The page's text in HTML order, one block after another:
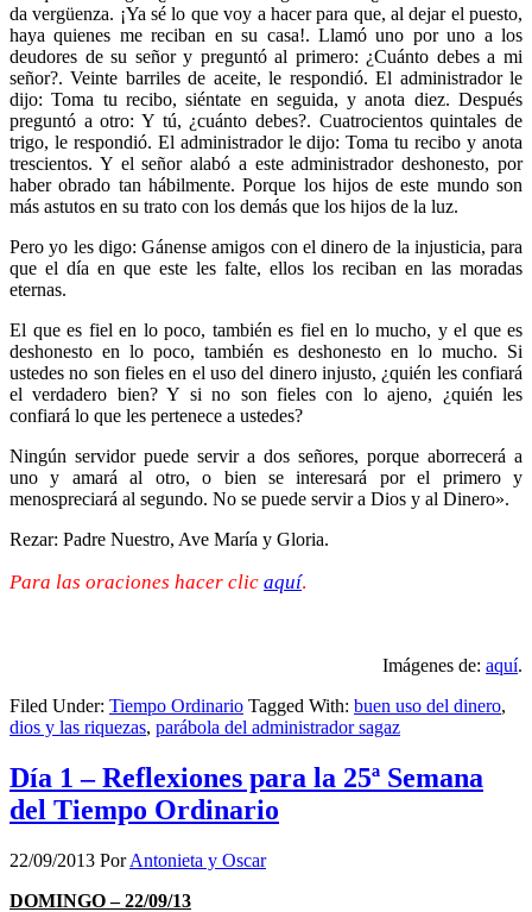
da vergüenza. ¡Ya sé lo que voy a hacer para que, al dejar el puesto,
haya quienes me reciban en su casa!. Llamó uno por uno a los
deudores de su señor y preguntó al primero: ¿Cuánto debes a mi
señor?. Veinte barriles de aceite, le respondió. El administrador le
dijo: Toma tu recibo, siéntate en seguida, y anota diez. Después
preguntó a otro: Y tú, ¿cuánto debes?. Cuatrocientos quintales de
trigo, le respondió. El administrador le dijo: Toma tu recibo y anota
trescientos. Y el señor alabó a este administrador deshonesto, por
haber obrado tan hábilmente. Porque los hijos de este mundo son
más astutos en su trato con los demás que los hijos de la luz.
Pero yo les digo: Gánense amigos con el dinero de la injusticia, para
que el día en que este les falte, ellos los reciban en las moradas
eternas.
El que es fiel en lo poco, también es fiel en lo mucho, y el que es
deshonesto en lo poco, también es deshonesto en lo mucho. Si
ustedes no son fieles en el uso del dinero injusto, ¿quién les confiará
el verdadero bien? Y si no son fieles con lo ajeno, ¿quién les
confiará lo que les pertenece a ustedes?
Ningún servidor puede servir a dos señores, porque aborrecerá a
uno y amará al otro, o bien se interesará por el primero y
menospreciará al segundo. No se puede servir a Dios y al Dinero».
Rezar: Padre Nuestro, Ave María y Gloria.
Para las oraciones hacer clic aquí.
Imágenes de: aquí.
Filed Under: Tiempo Ordinario Tagged With: buen uso del dinero,
dios y las riquezas, parábola del administrador sagaz
Día 1 – Reflexiones para la 25ª Semana
del Tiempo Ordinario
22/09/2013 PorAntonieta y Oscar
DOMINGO – 22/09/13